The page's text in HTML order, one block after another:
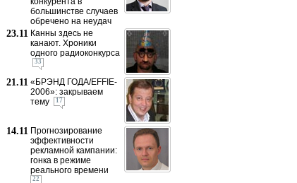
большинстве случаев
обречено на неудач
23.11 Канны здесь не
канают. Хроники
одного радиоконкурса
33
21.11 «БРЭНД ГОДА/EFFIE-
2006»: закрываем
тему
17
14.11 Прогнозирование
эффективности
рекламной кампании:
гонка в режиме
реального времени
22